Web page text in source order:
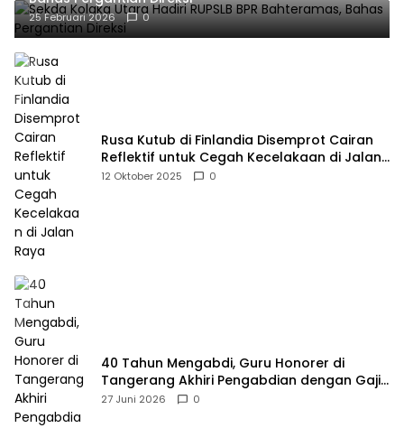
25 Februari 2026 0
Rusa Kutub di Finlandia Disemprot Cairan
Reflektif untuk Cegah Kecelakaan di Jalan
Raya
12 Oktober 2025 0
40 Tahun Mengabdi, Guru Honorer di
Tangerang Akhiri Pengabdian dengan Gaji
Rp414 Ribu
27 Juni 2026 0